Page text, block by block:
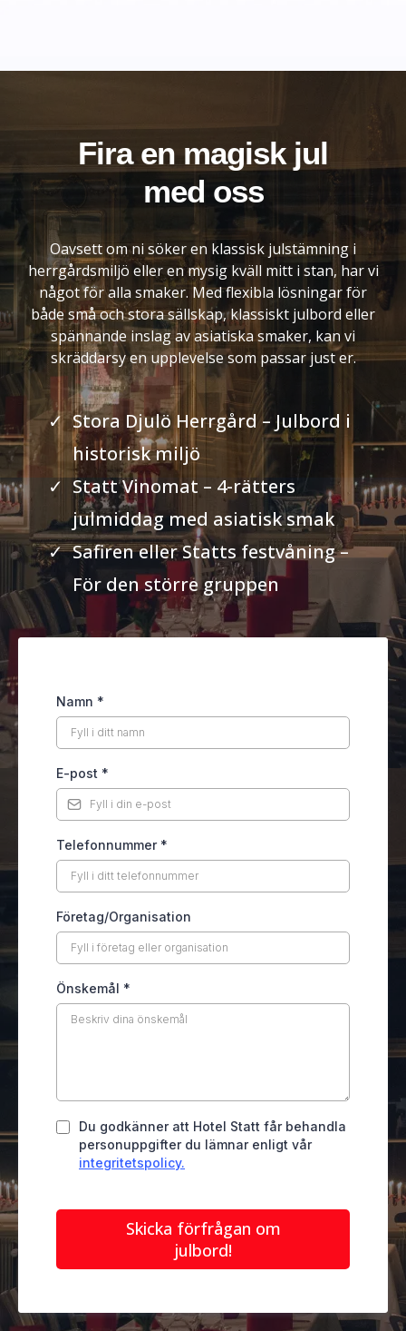
Fira en magisk jul
med oss
Oavsett om ni söker en klassisk julstämning i
herrgårdsmiljö eller en mysig kväll mitt i stan, har vi
något för alla smaker. Med flexibla lösningar för
både små och stora sällskap, klassiskt julbord eller
spännande inslag av asiatiska smaker, kan vi
skräddarsy en upplevelse som passar just er.
Stora Djulö Herrgård – Julbord i
historisk miljö
Statt Vinomat – 4-rätters
julmiddag med asiatisk smak
Safiren eller Statts festvåning –
För den större gruppen
Namn *
E-post *
Telefonnummer *
Företag/Organisation
Önskemål *
Du godkänner att Hotel Statt får behandla
personuppgifter du lämnar enligt vår
integritetspolicy.
Skicka förfrågan om
julbord!